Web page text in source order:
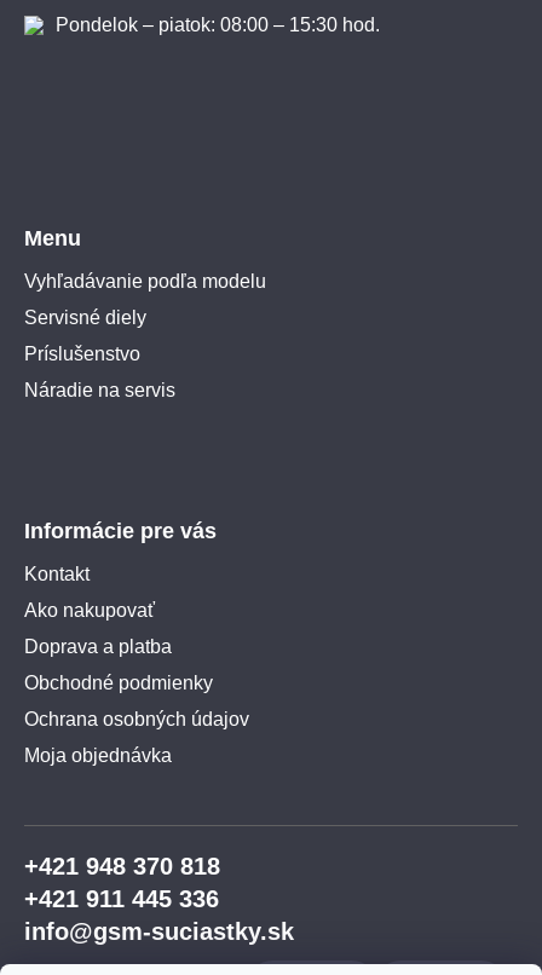
Pondelok – piatok: 08:00 – 15:30 hod.
Menu
Vyhľadávanie podľa modelu
Servisné diely
Príslušenstvo
Náradie na servis
Informácie pre vás
Kontakt
Ako nakupovať
Doprava a platba
Obchodné podmienky
Ochrana osobných údajov
Moja objednávka
+421 948 370 818
+421 911 445 336
info@gsm-suciastky.sk